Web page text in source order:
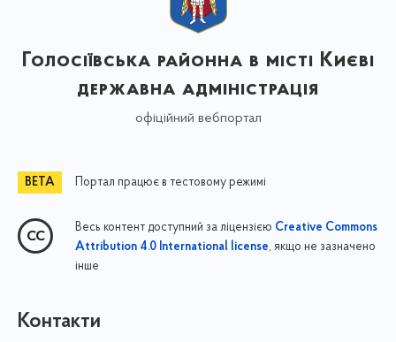
Голосіївська районна в місті Києві
державна адміністрація
офіційний вебпортал
Портал працює в тестовому режимі
Весь контент доступний за ліцензією Creative Commons
Attribution 4.0 International license, якщо не зазначено
інше
Контакти